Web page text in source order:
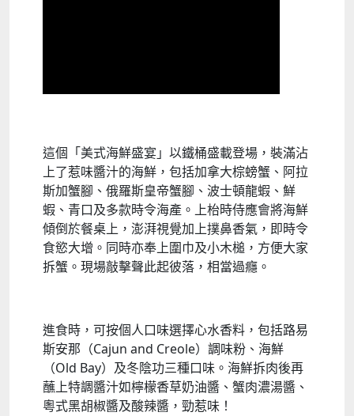
這個「美式海鮮盛宴」以鐵桶盛載登場，裝滿沾
上了惹味醬汁的海鮮，包括加拿大棕螃蟹、阿拉
斯加蟹腳、俄羅斯皇帝蟹腳、波士頓龍蝦、鮮
蝦、青口及多款時令海產。上枱時侍應會將海鮮
傾倒於餐桌上，澎湃視覺加上撲鼻香氣，即時令
食慾大增。同時亦奉上圍巾及小木槌，方便大家
拆蟹。現場敲擊聲此起彼落，相當過癮。
進食時，可按個人口味選擇心水香料，包括路易
斯安那（Cajun and Creole）調味粉、海鮮
（Old Bay）及冬陰功三種口味。海鮮拆肉後再
蘸上特調醬汁如檸檬香草奶油醬、蟹肉濃湯醬、
粵式黑胡椒醬及酸辣醬，勁惹味！